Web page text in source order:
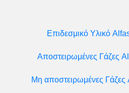
Επιδεσμικό Υλικό
Αποστειρωμένες Γάζες
Μη αποστειρωμένες Γάζες